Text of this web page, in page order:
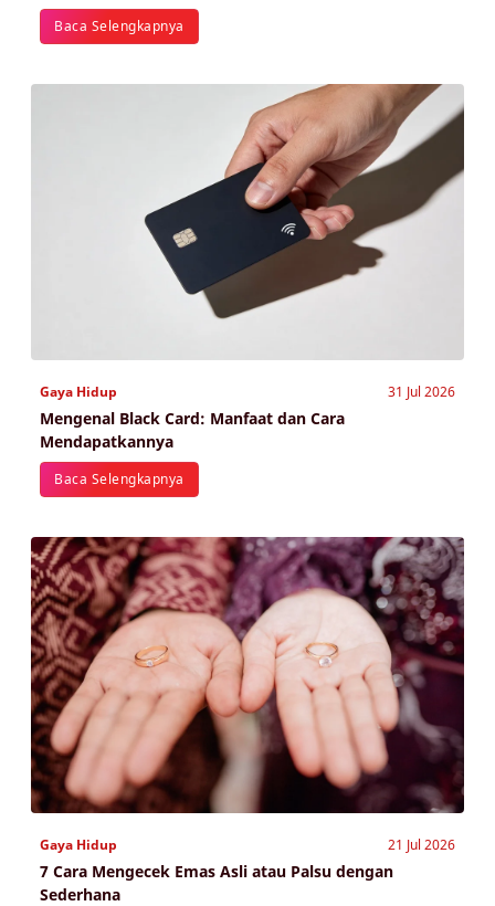
Baca Selengkapnya
Gaya Hidup 31 Jul 2026
Mengenal Black Card: Manfaat dan Cara
Mendapatkannya
Baca Selengkapnya
Gaya Hidup 21 Jul 2026
7 Cara Mengecek Emas Asli atau Palsu dengan
Sederhana